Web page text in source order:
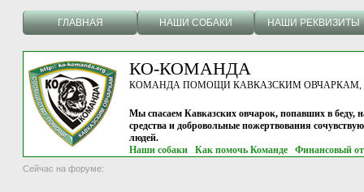
ГЛАВНАЯ НАШИ СОБАКИ НАШИ РЕКВИЗИТЫ
КО-КОМАНДА
КОМАНДА ПОМОЩИ КАВКАЗСКИМ ОВЧАРКАМ, г.
Мы спасаем Кавказских овчарок, попавших в беду,
средства и добровольные пожертвования
людей.
Наши собаки
Как помочь Команде Финансовый
Сейчас на форуме: